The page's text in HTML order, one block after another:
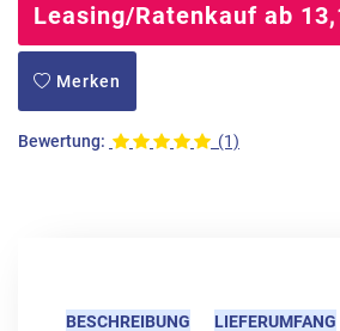
Leasing/Ratenkauf ab
Merken
Bewertung: (1)
BESCHREIBUNG
LIEFERUMFANG